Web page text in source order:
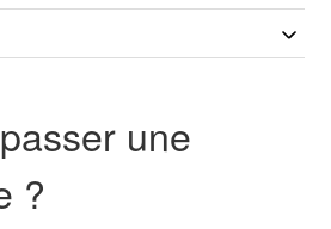
une
?